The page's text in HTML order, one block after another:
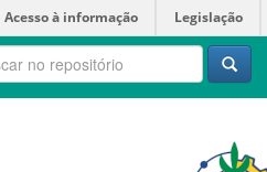
Acesso à informação Legislação